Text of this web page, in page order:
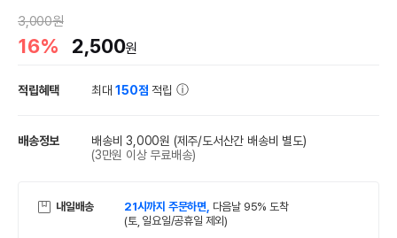
3,000원
16% 2,500원
적립혜택 최대150점 적립
배송정보 배송비 3,000원 (제주/도서산간 배송비 별도)
(3만원 이상 무료배송)
내일배송 21시까지 주문하면, 다음날 95% 도착
(토, 일요일/공휴일 제외)